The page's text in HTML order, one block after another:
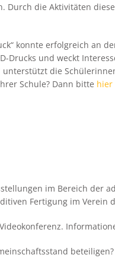
Durch die Aktivitäten
konnte erfolgreich an
und weckt
die
Schule? Dann bitte hier
im Bereich
Fertigung im